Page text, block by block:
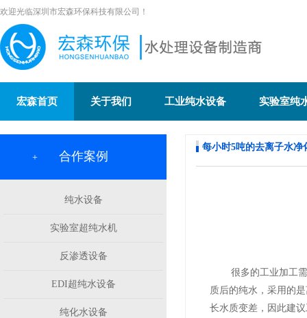
欢迎光临深圳市宏森环保科技有限公司！
宏森首页 关于我们 工业纯水设备 实验室纯
+ 合作案例
纯水设备
实验室超纯水机
反渗透设备
EDI超纯水设备
纯化水设备
每小时5吨的去离子水净
很多的工业加工需
质后的纯水，采用的
长水质变差，因此建